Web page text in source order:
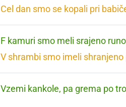
Cel dan smo se kopali pri
F kamuri smo meli srajeno
V shrambi smo imeli shranjeno
Vzemi kankole, pa grema po